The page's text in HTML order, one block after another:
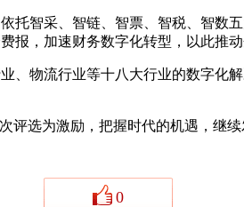
智采、智链、智票、智税、智数
报，加速财务数字化转型，以此推动
物流行业等十八大行业的数字化
选为激励，把握时代的机遇，继
0